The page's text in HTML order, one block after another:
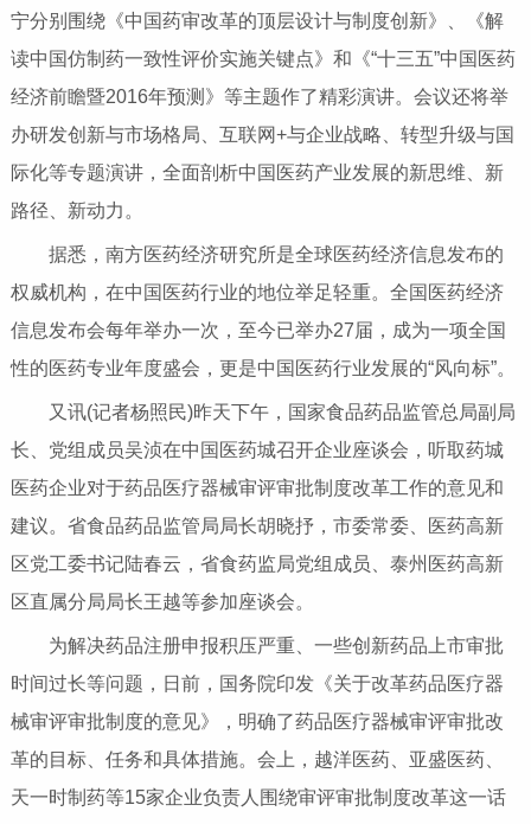
宁分别围绕《中国药审改革的顶层设计与制度创新》、《解
读中国仿制药一致性评价实施关键点》和《“十三五”中国医药
经济前瞻暨2016年预测》等主题作了精彩演讲。会议还将举
办研发创新与市场格局、互联网+与企业战略、转型升级与国
际化等专题演讲，全面剖析中国医药产业发展的新思维、新
路径、新动力。
据悉，南方医药经济研究所是全球医药经济信息发布的
权威机构，在中国医药行业的地位举足轻重。全国医药经济
信息发布会每年举办一次，至今已举办27届，成为一项全国
性的医药专业年度盛会，更是中国医药行业发展的“风向标”。
又讯(记者杨照民)昨天下午，国家食品药品监管总局副局
长、党组成员吴浈在中国医药城召开企业座谈会，听取药城
医药企业对于药品医疗器械审评审批制度改革工作的意见和
建议。省食品药品监管局局长胡晓抒，市委常委、医药高新
区党工委书记陆春云，省食药监局党组成员、泰州医药高新
区直属分局局长王越等参加座谈会。
为解决药品注册申报积压严重、一些创新药品上市审批
时间过长等问题，日前，国务院印发《关于改革药品医疗器
械审评审批制度的意见》，明确了药品医疗器械审评审批改
革的目标、任务和具体措施。会上，越洋医药、亚盛医药、
天一时制药等15家企业负责人围绕审评审批制度改革这一话